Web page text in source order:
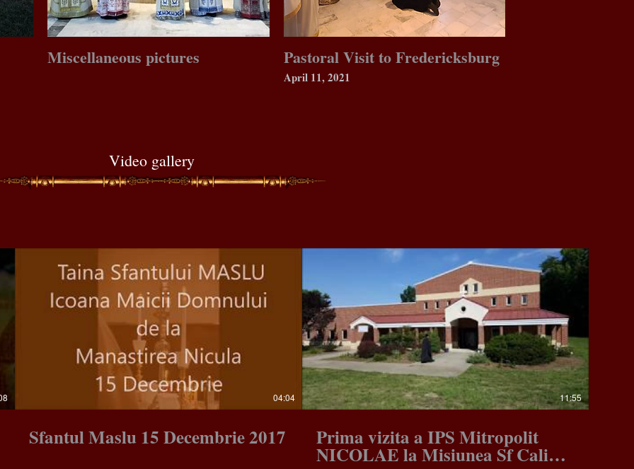
Miscellaneous pictures Pastoral Visit to Fredericksburg
April 11, 2021
Video gallery
04:04
Sfantul Maslu 15 Decembrie 2017
11:55
Prima vizita a IPS Mitropolit
NICOLAE la Misiunea Sf Calinic